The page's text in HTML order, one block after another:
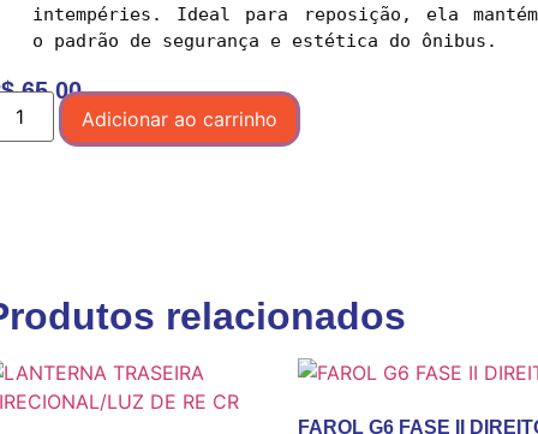
intempéries. Ideal para reposição, ela mantém
65,00
Adicionar ao carrinho
relacionados
FAROL G6 FASE II